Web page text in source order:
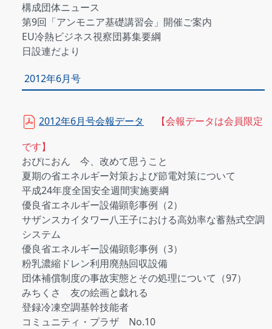
構成団体ニュース
第9回「アンモニア基礎講習会」開催ご案内
EU冷熱ビジネス視察団募集要綱
日設連だより
2012年6月号
2012年6月号会報データ
【会報データは会員限定
です】
おぴにおん 今、改めて思うこと
夏期の省エネルギー対策および節電対策について
平成24年度全国安全週間実施要綱
優良省エネルギー設備顕彰事例（2）
サザンスカイタワー八王子における高効率な蓄熱式空調
システム
優良省エネルギー設備顕彰事例（3）
粉乳濃縮ドレン利用廃熱回収設備
団体補償制度の事故実態とその処理について（97）
みちくさ 友の絵画と戯れる
登録冷凍空調基幹技能者
コミュニティ・プラザ No.10